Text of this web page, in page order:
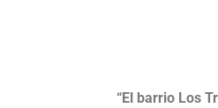
“El barrio Los